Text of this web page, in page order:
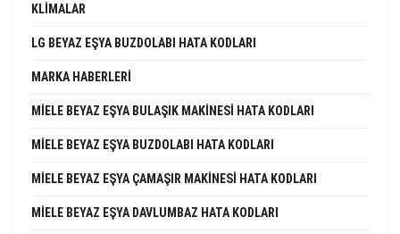
KLIMALAR
LG BEYAZ EŞYA BUZDOLABI HATA KODLARI
MARKA HABERLERI
MIELE BEYAZ EŞYA BULAŞIK MAKINESI HATA KODLARI
MIELE BEYAZ EŞYA BUZDOLABI HATA KODLARI
MIELE BEYAZ EŞYA ÇAMAŞIR MAKINESI HATA KODLARI
MIELE BEYAZ EŞYA DAVLUMBAZ HATA KODLARI